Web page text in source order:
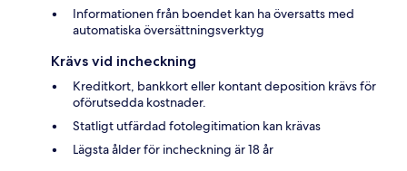
Informationen från boendet kan ha översatts med
automatiska översättningsverktyg
Krävs vid incheckning
Kreditkort, bankkort eller kontant deposition krävs för
oförutsedda kostnader.
Statligt utfärdad fotolegitimation kan krävas
Lägsta ålder för incheckning är 18 år